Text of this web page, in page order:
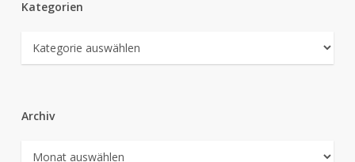
Kategorien
Archiv